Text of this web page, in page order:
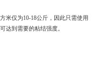
米仅为10-18公斤，因此只需使用
达到需要的粘结强度。